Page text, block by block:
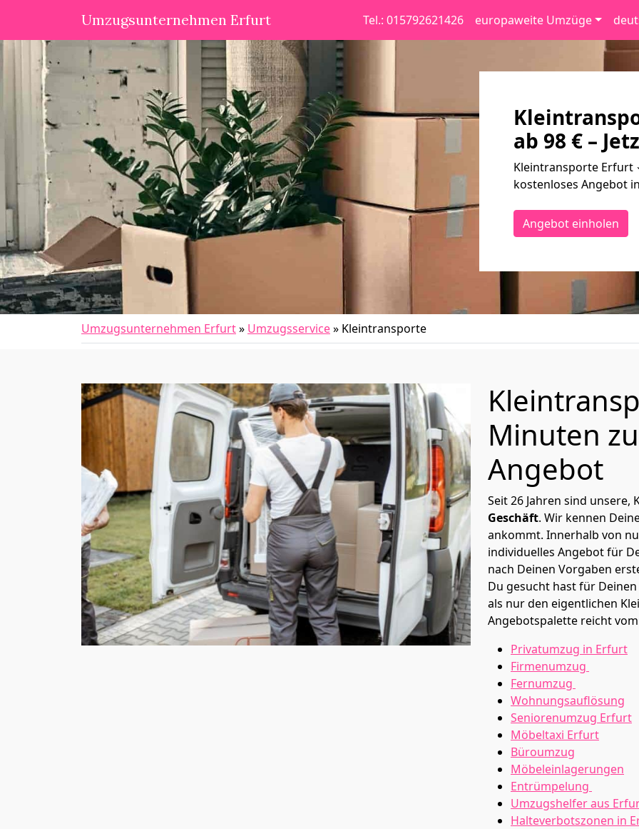
Umzugsunternehmen Erfurt Tel.: 015792621426 europaweite Umzüge
ab 98 € –
Kleintransporte Erfurt
kostenloses Angebot
Angebot einholen
Umzugsunternehmen Erfurt» Umzugsservice» Kleintransporte
Minuten
Angebot
Seit 26 Jahren sind
Geschäft. Wir kennen
ankommt. Innerhalb von
individuelles Angebot für
nach Deinen Vorgaben
Du gesucht hast für
als nur den eigentlichen
Angebotspalette reicht
Privatumzug in Erfurt
Firmenumzug
Fernumzug
Wohnungsauflösung
Seniorenumzug Erfurt
Möbeltaxi Erfurt
Büroumzug
Möbeleinlagerungen
Entrümpelung
Umzugshelfer aus
Halteverbotszonen in